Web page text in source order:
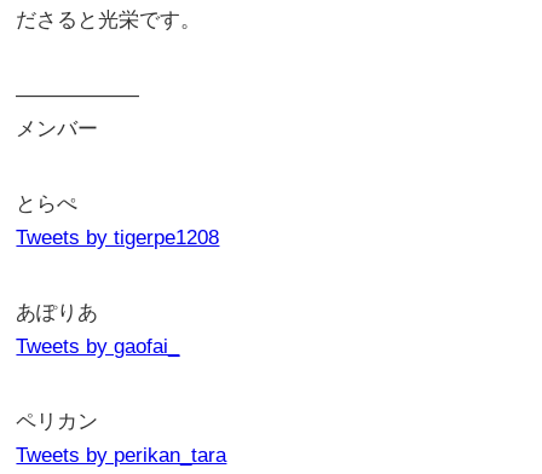
ださると光栄です。
——————
メンバー
とらぺ
Tweets by tigerpe1208
あぽりあ
Tweets by gaofai_
ペリカン
Tweets by perikan_tara